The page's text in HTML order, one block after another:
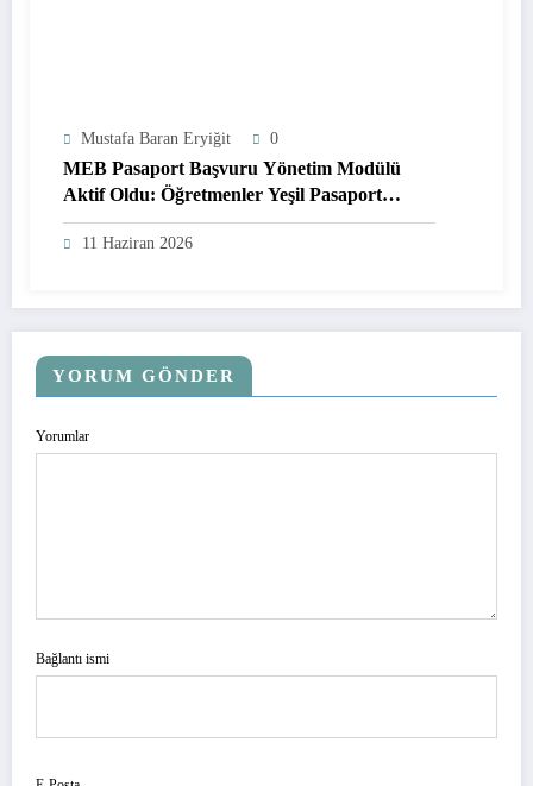
Mustafa Baran Eryiğit 0
MEB Pasaport Başvuru Yönetim Modülü
Aktif Oldu: Öğretmenler Yeşil Pasaport
Başvurularını Online Yapabilecek
11 Haziran 2026
YORUM GÖNDER
Yorumlar
Bağlantı ismi